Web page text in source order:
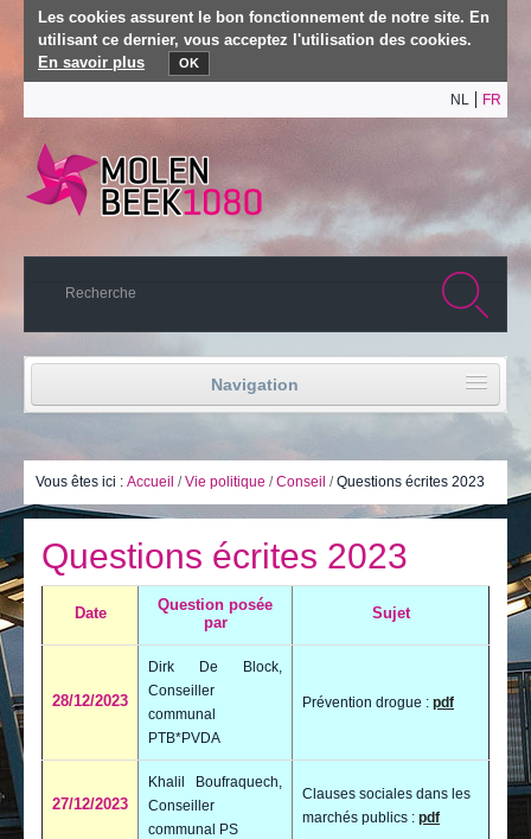
Les cookies assurent le bon fonctionnement de notre site. En
utilisant ce dernier, vous acceptez l'utilisation des cookies.
En savoir plus
OK
NL FR
Navigation
Vie politique
Je visite
Actualités
E-guichet / Prendre RDV
Actualités
Vous êtes ici : Accueil /Vie politique /Conseil /Questions écrites 2023
Questions écrites 2023
Date
Question posée
par
Sujet
28/12/2023
Dirk De Block,
Conseiller
communal
PTB*PVDA
Prévention drogue : pdf
27/12/2023
Khalil Boufraquech,
Conseiller
communal PS
Clauses sociales dans les
marchés publics : pdf